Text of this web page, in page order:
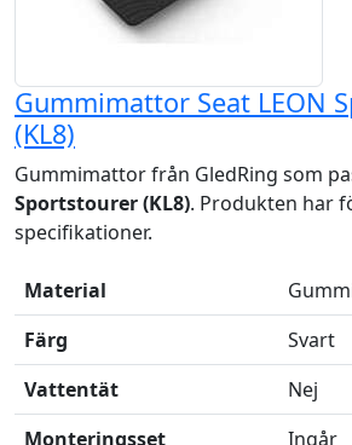
Gummimattor Seat LEON
(KL8)
Gummimattor från GledRing som
Sportstourer (KL8). Produkten har
specifikationer.
Material
Färg
Svart
Vattentät
Nej
Monteringsset
Ingår